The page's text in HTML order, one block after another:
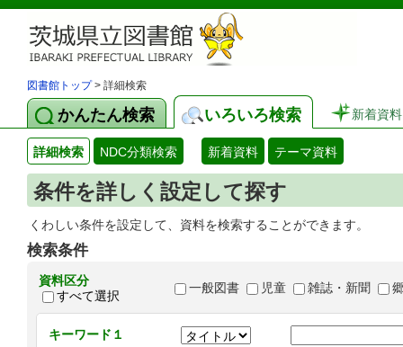
図書館トップ> 詳細検索
かんたん検索 いろいろ検索 新着資料
詳細検索 NDC分類検索 新着資料 テーマ資料
条件を詳しく設定して探す
くわしい条件を設定して、資料を検索することができます。
検索条件
資料区分
すべて選択
一般図書 児童 雑誌・新聞
キーワード１